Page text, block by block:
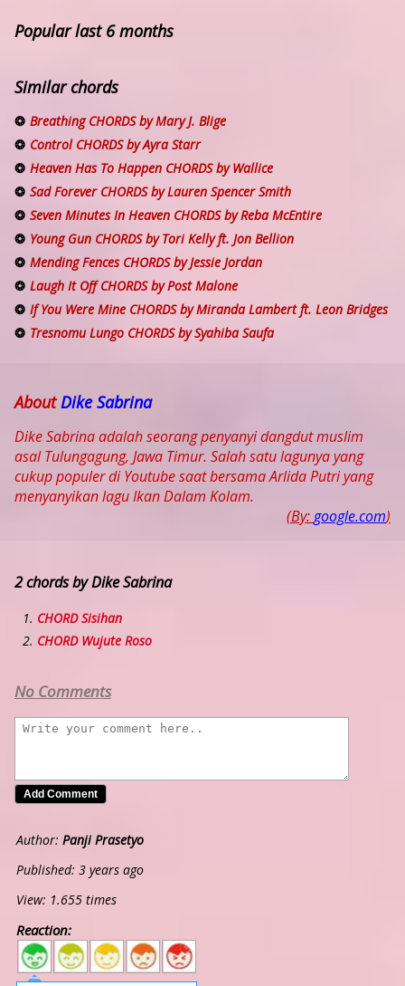
Popular last 6 months
Similar chords
Breathing CHORDS by Mary J. Blige
Control CHORDS by Ayra Starr
Heaven Has To Happen CHORDS by Wallice
Sad Forever CHORDS by Lauren Spencer Smith
Seven Minutes In Heaven CHORDS by Reba McEntire
Young Gun CHORDS by Tori Kelly ft. Jon Bellion
Mending Fences CHORDS by Jessie Jordan
Laugh It Off CHORDS by Post Malone
If You Were Mine CHORDS by Miranda Lambert ft. Leon Bridges
Tresnomu Lungo CHORDS by Syahiba Saufa
AboutDike Sabrina
Dike Sabrina adalah seorang penyanyi dangdut muslim
asal Tulungagung, Jawa Timur. Salah satu lagunya yang
cukup populer di Youtube saat bersama Arlida Putri yang
menyanyikan lagu Ikan Dalam Kolam.
(By:google.com)
2 chords by Dike Sabrina
CHORD Sisihan
CHORD Wujute Roso
No Comments
Author: Panji Prasetyo
Published: 3 years ago
View: 1.655 times
Reaction:
5 4 3 2 1